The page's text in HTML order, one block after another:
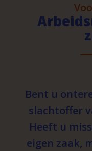
Bent u
slachtoffer
Heeft u
eigen zaak,